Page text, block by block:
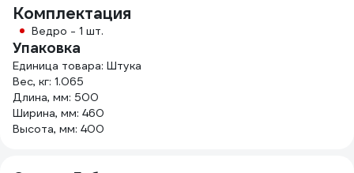
Комплектация
Ведро - 1 шт.
Упаковка
Единица товара: Штука
Вес, кг: 1.065
Длина, мм: 500
Ширина, мм: 460
Высота, мм: 400